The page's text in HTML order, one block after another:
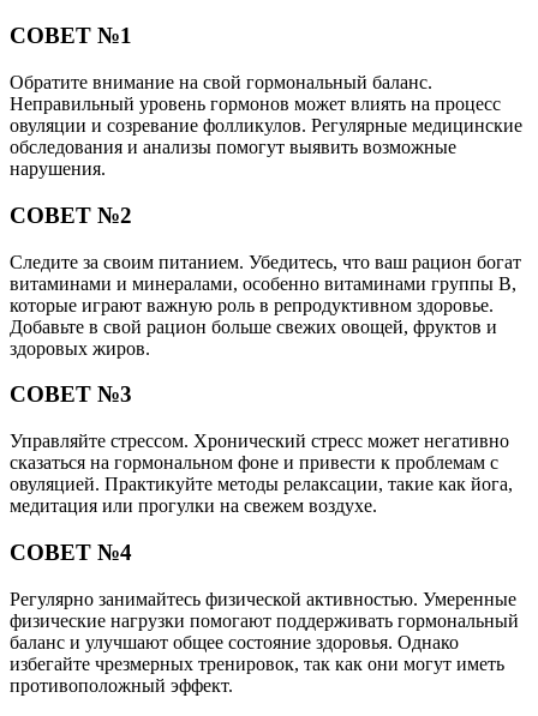
СОВЕТ №1
Обратите внимание на свой гормональный баланс.
Неправильный уровень гормонов может влиять на процесс
овуляции и созревание фолликулов. Регулярные медицинские
обследования и анализы помогут выявить возможные
нарушения.
СОВЕТ №2
Следите за своим питанием. Убедитесь, что ваш рацион богат
витаминами и минералами, особенно витаминами группы B,
которые играют важную роль в репродуктивном здоровье.
Добавьте в свой рацион больше свежих овощей, фруктов и
здоровых жиров.
СОВЕТ №3
Управляйте стрессом. Хронический стресс может негативно
сказаться на гормональном фоне и привести к проблемам с
овуляцией. Практикуйте методы релаксации, такие как йога,
медитация или прогулки на свежем воздухе.
СОВЕТ №4
Регулярно занимайтесь физической активностью. Умеренные
физические нагрузки помогают поддерживать гормональный
баланс и улучшают общее состояние здоровья. Однако
избегайте чрезмерных тренировок, так как они могут иметь
противоположный эффект.